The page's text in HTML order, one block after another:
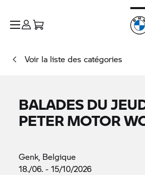
Voir la liste des catégories
BALADES DU
PETER MOTOR
Genk, Belgique
18./06. - 15/10/2026